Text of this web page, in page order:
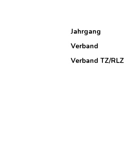
Jahrgang
Verband
Verband TZ/RLZ